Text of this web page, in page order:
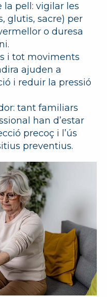
la pell: vigilar les
glutis, sacre) per
o duresa
i tot moviments
ajuden a
i reduir la pressió
tant familiars
han d’estar
precoç i l’ús
preventius.